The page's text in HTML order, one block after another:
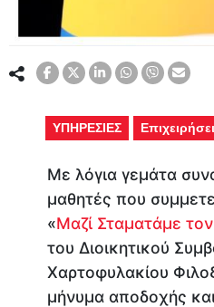
ΥΠΗΡΕΣΙΕΣ
Με λόγια γεμάτα
μαθητές που
«Μαζί Σταματάμε
του Διοικητικού
Χαρτοφυλακίου
μήνυμα αποδοχής